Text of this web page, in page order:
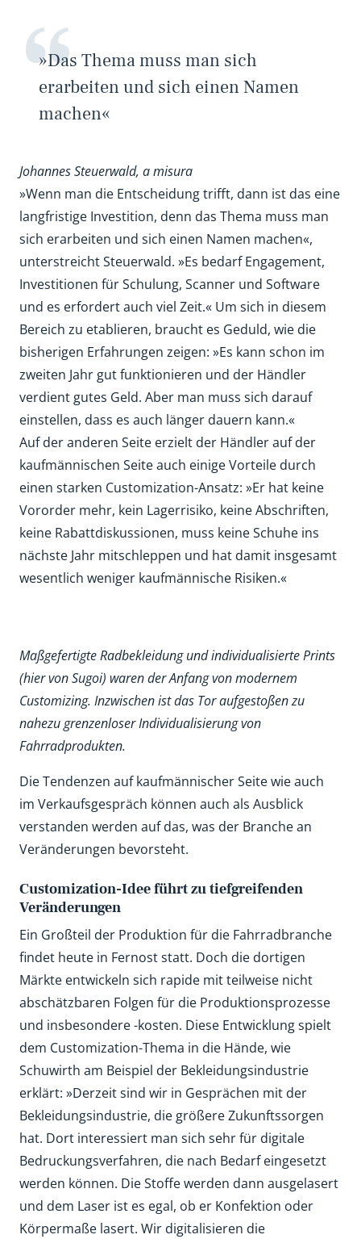
»Das Thema muss man sich
erarbeiten und sich einen Namen
machen«
Johannes Steuerwald, a misura
»Wenn man die Entscheidung trifft, dann ist das eine
langfristige Investition, denn das Thema muss man
sich erarbeiten und sich einen Namen machen«,
unterstreicht Steuerwald. »Es bedarf Engagement,
Investitionen für Schulung, Scanner und Software
und es erfordert auch viel Zeit.« Um sich in diesem
Bereich zu etablieren, braucht es Geduld, wie die
bisherigen Erfahrungen zeigen: »Es kann schon im
zweiten Jahr gut funktionieren und der Händler
verdient gutes Geld. Aber man muss sich darauf
einstellen, dass es auch länger dauern kann.«
Auf der anderen Seite erzielt der Händler auf der
kaufmännischen Seite auch einige Vorteile durch
einen starken Customization-Ansatz: »Er hat keine
Vororder mehr, kein Lagerrisiko, keine Abschriften,
keine Rabattdiskussionen, muss keine Schuhe ins
nächste Jahr mitschleppen und hat damit insgesamt
wesentlich weniger kaufmännische Risiken.«
Maßgefertigte Radbekleidung und individualisierte Prints
(hier von Sugoi) waren der Anfang von modernem
Customizing. Inzwischen ist das Tor aufgestoßen zu
nahezu grenzenloser Individualisierung von
Fahrradprodukten.
Die Tendenzen auf kaufmännischer Seite wie auch
im Verkaufsgespräch können auch als Ausblick
verstanden werden auf das, was der Branche an
Veränderungen bevorsteht.
Customization-Idee führt zu tiefgreifenden
Veränderungen
Ein Großteil der Produktion für die Fahrradbranche
findet heute in Fernost statt. Doch die dortigen
Märkte entwickeln sich rapide mit teilweise nicht
abschätzbaren Folgen für die Produktionsprozesse
und insbesondere -kosten. Diese Entwicklung spielt
dem Customization-Thema in die Hände, wie
Schuwirth am Beispiel der Bekleidungsindustrie
erklärt: »Derzeit sind wir in Gesprächen mit der
Bekleidungsindustrie, die größere Zukunftssorgen
hat. Dort interessiert man sich sehr für digitale
Bedruckungsverfahren, die nach Bedarf eingesetzt
werden können. Die Stoffe werden dann ausgelasert
und dem Laser ist es egal, ob er Konfektion oder
Körpermaße lasert. Wir digitalisieren die